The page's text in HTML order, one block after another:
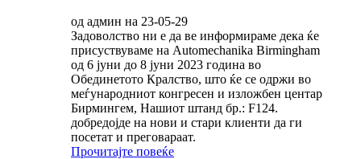
од админ на 23-05-29
Задоволство ни е да ве информираме дека ќе
присуствуваме на Automechanika Birmingham
од 6 јуни до 8 јуни 2023 година во
Обединетото Кралство, што ќе се одржи во
меѓународниот конгресен и изложбен центар
Бирмингем, Нашиот штанд бр.: F124.
добредојде на нови и стари клиенти да ги
посетат и преговараат.
Прочитајте повеќе